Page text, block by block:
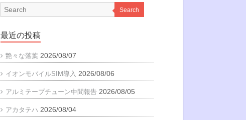
Search
最近の投稿
艶々な落葉 2026/08/07
イオンモバイルSIM導入 2026/08/06
アルミテープチューン中間報告 2026/08/05
アカタテハ 2026/08/04